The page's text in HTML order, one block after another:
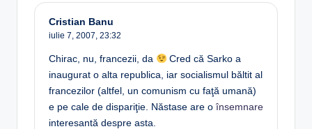
Cristian Banu
iulie 7, 2007, 23:32
Chirac, nu, francezii, da
Cred că Sarko a
inaugurat o alta republica, iar socialismul băltit al
francezilor (altfel, un comunism cu faţă umană)
e pe cale de dispariţie. Năstase are o însemnare
interesantă despre asta.